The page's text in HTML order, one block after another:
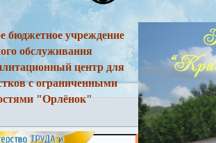
бюджетное учреждение
обслуживания
центр для
с ограниченными
"Орлёнок"